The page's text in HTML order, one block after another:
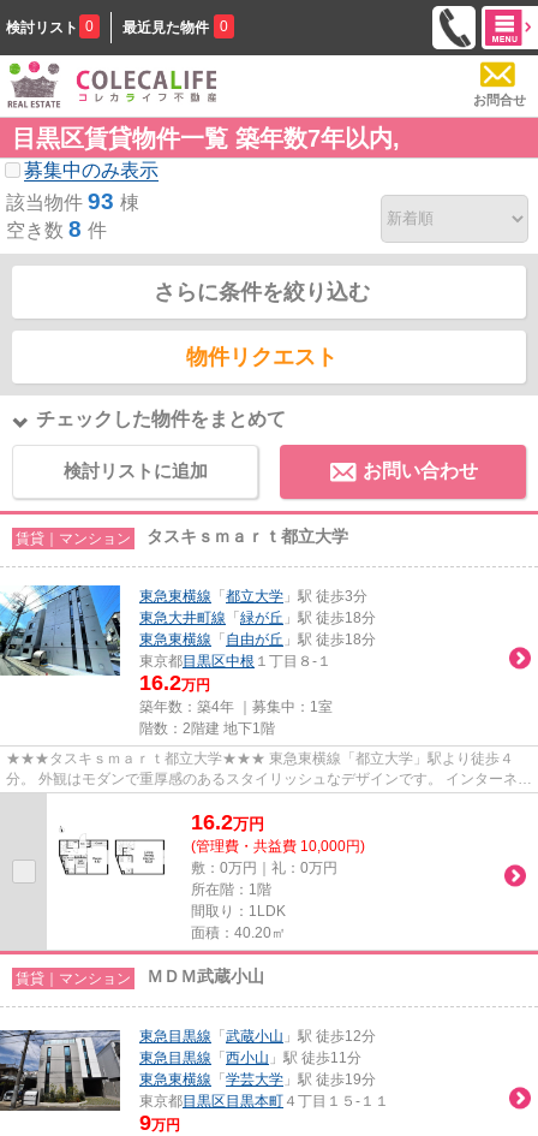
検討リスト 0 最近見た物件 0
お問合せ
目黒区賃貸物件一覧 築年数7年以内,
募集中のみ表示
該当物件 93 棟
空き数 8 件
さらに条件を絞り込む
物件リクエスト
チェックした物件をまとめて
検討リストに追加 お問い合わせ
賃貸｜マンション タスキｓｍａｒｔ都立大学
東急東横線 「 都立大学 」駅 徒歩3分
東急大井町線 「 緑が丘 」駅 徒歩18分
東急東横線 「 自由が丘 」駅 徒歩18分
東京都目黒区中根 １丁目８-１
16.2万円
築年数：築4年 ｜募集中： 1室
階数：2階建 地下1階
★★★タスキｓｍａｒｔ都立大学★★★ 東急東横線「都立大学」駅より徒歩４
分。 外観はモダンで重厚感のあるスタイリッシュなデザインです。 インターネッ
16.2万円
(管理費・共益費 10,000円)
敷：0万円｜礼：0万円
所在階：1階
間取り：1LDK
面積：40.20㎡
賃貸｜マンション ＭＤＭ武蔵小山
東急目黒線 「 武蔵小山 」駅 徒歩12分
東急目黒線 「 西小山 」駅 徒歩11分
東急東横線 「 学芸大学 」駅 徒歩19分
東京都目黒区 目黒本町 ４丁目１５-１１
9万円